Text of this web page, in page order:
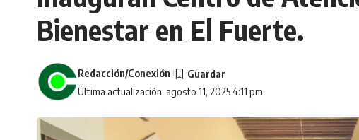
Bienestar en El Fuerte.
Última actualización: agosto 11, 2025 4:11 pm
Redacción/Conexión